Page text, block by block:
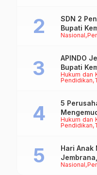
Nasional
SDN 2
Bupati
Jadi
Hukum dan
Pendidikan
APINDO
Bupati
Jadi
Hukum dan
Pendidikan
5
Peluang
Nasional
Hari Anak